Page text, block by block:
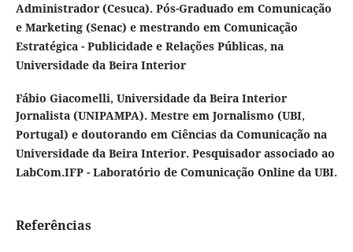
Administrador (Cesuca). Pós-Graduado em Comunicação
e Marketing (Senac) e mestrando em Comunicação
Estratégica - Publicidade e Relações Públicas, na
Universidade da Beira Interior
Fábio Giacomelli, Universidade da Beira Interior
Jornalista (UNIPAMPA). Mestre em Jornalismo (UBI,
Portugal) e doutorando em Ciências da Comunicação na
Universidade da Beira Interior. Pesquisador associado ao
LabCom.IFP - Laboratório de Comunicação Online da UBI.
Referências